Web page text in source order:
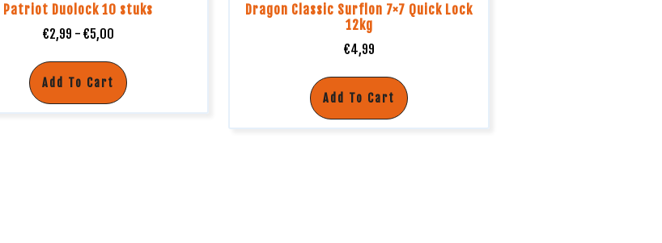
Patriot Duolock 10 stuks
€2,99 - €5,00
Add To Cart
Dragon Classic Surflon 7×7 Quick Lock
12kg
€4,99
Add To Cart